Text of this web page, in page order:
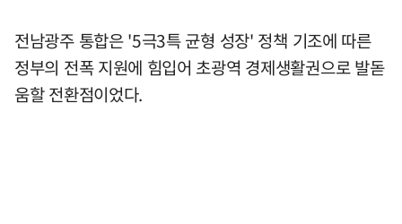
전남광주 통합은 '5극3특 균형 성장' 정책 기조에 따른
정부의 전폭 지원에 힘입어 초광역 경제생활권으로 발돋
움할 전환점이었다.